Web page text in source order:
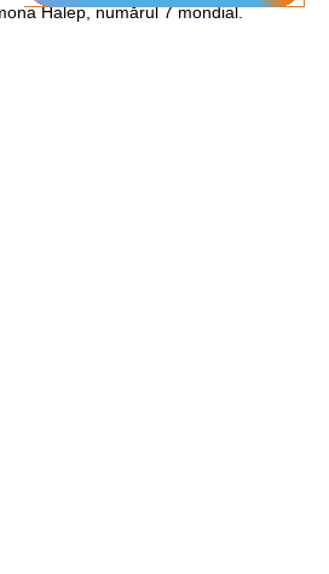
Halep, numărul 7 mondial.